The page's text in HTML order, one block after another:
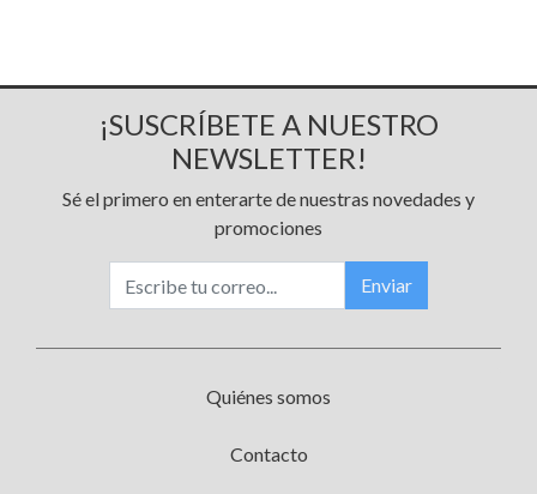
¡SUSCRÍBETE A NUESTRO
NEWSLETTER!
Sé el primero en enterarte de nuestras novedades y
promociones
Enviar
Quiénes somos
Contacto